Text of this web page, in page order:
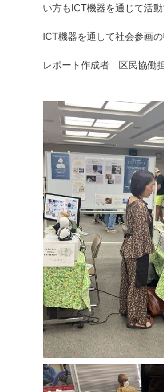
い方もICT機器を通じて活
ICT機器を通して社会参画
レポート作成者 区民協働